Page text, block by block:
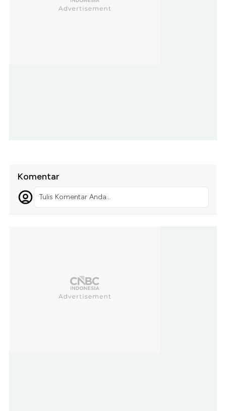
Komentar
Tulis Komentar Anda...